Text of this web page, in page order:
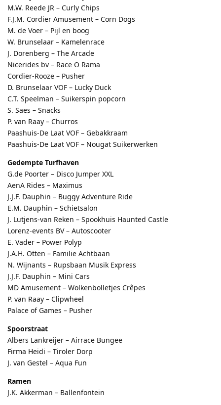
M.W. Reede JR – Curly Chips
F.J.M. Cordier Amusement – Corn Dogs
M. de Voer – Pijl en boog
W. Brunselaar – Kamelenrace
J. Dorenberg – The Arcade
Nicerides bv – Race O Rama
Cordier-Rooze – Pusher
D. Brunselaar VOF – Lucky Duck
C.T. Speelman – Suikerspin popcorn
S. Saes – Snacks
P. van Raay – Churros
Paashuis-De Laat VOF – Gebakkraam
Paashuis-De Laat VOF – Nougat Suikerwerken
Gedempte Turfhaven
G.de Poorter – Disco Jumper XXL
AenA Rides – Maximus
J.J.F. Dauphin – Buggy Adventure Ride
E.M. Dauphin – Schietsalon
J. Lutjens-van Reken – Spookhuis Haunted Castle
Lorenz-events BV – Autoscooter
E. Vader – Power Polyp
J.A.H. Otten – Familie Achtbaan
N. Wijnants – Rupsbaan Musik Express
J.J.F. Dauphin – Mini Cars
MD Amusement – Wolkenbolletjes Crêpes
P. van Raay – Clipwheel
Palace of Games – Pusher
Spoorstraat
Albers Lankreijer – Airrace Bungee
Firma Heidi – Tiroler Dorp
J. van Gestel – Aqua Fun
Ramen
J.K. Akkerman – Ballenfontein